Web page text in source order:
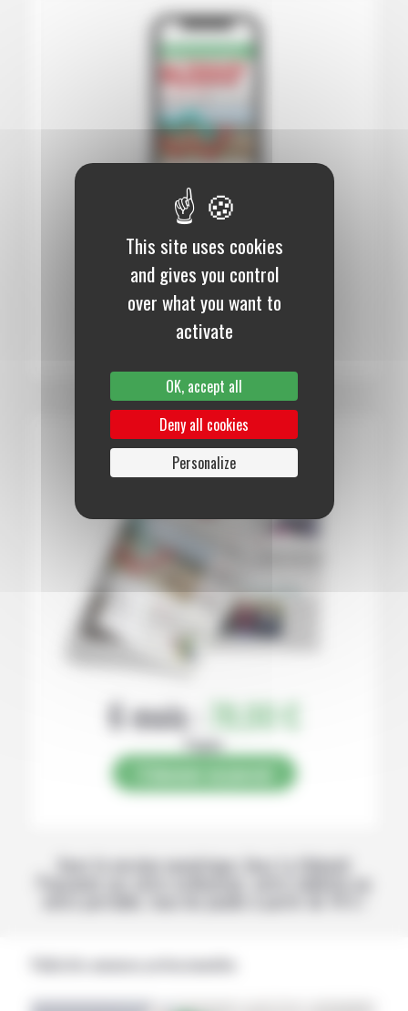
12 mois :99,00 €
Numérique
S’abonner au journal
6 mois : 78,00 €
Papier
Avec la version numérique, lisez La Volonté
Paysanne sur votre ordinateur, votre tablette ou
This site uses cookies
and gives you control
over what you want to
activate
OK, accept all
Deny all cookies
Personalize